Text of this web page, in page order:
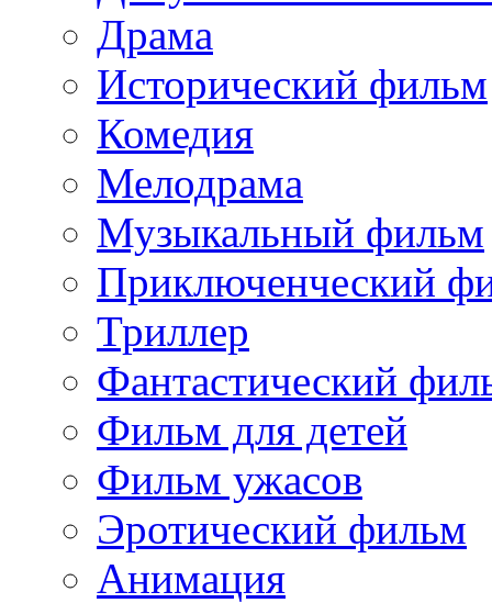
Драма
Исторический фильм
Комедия
Мелодрама
Музыкальный фильм
Приключенческий
Триллер
Фантастический
Фильм для детей
Фильм ужасов
Эротический фильм
Анимация